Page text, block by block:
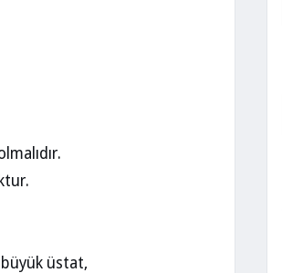
üstat,